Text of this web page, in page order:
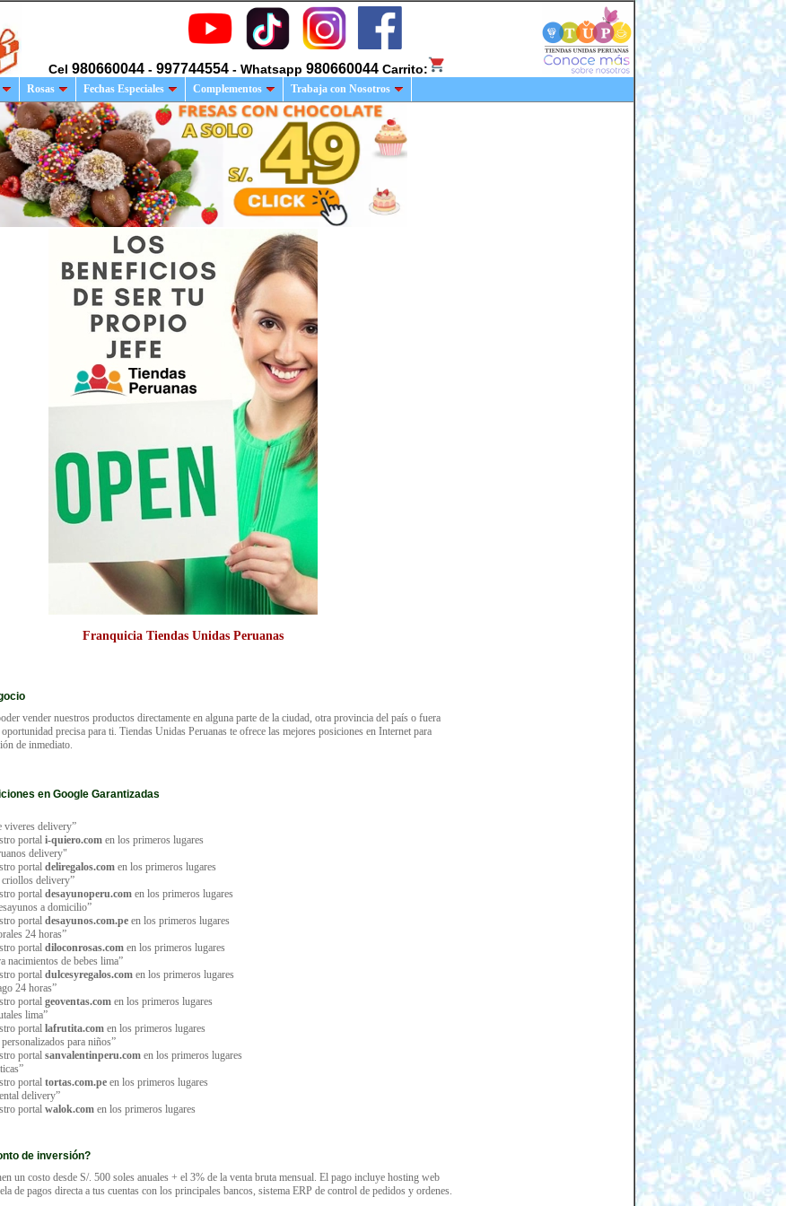
Cel 980660044 - 997744554 - Whatsapp 980660044 Carrito:
Rosas Fechas Especiales Complementos Trabaja con Nosotros
Franquicia Tiendas Unidas Peruanas
vender nuestros productos directamente en alguna parte de la ciudad, otra provincia del país o fuera
precisa para ti. Tiendas Unidas Peruanas te ofrece las mejores posiciones en Internet para
de inmediato.
en Google Garantizadas
viveres delivery”
portal i-quiero.com en los primeros lugares
delivery"
portal deliregalos.com en los primeros lugares
criollos delivery”
portal desayunoperu.com en los primeros lugares
a domicilio”
portal desayunos.com.pe en los primeros lugares
24 horas”
portal diloconrosas.com en los primeros lugares
nacimientos de bebes lima”
portal dulcesyregalos.com en los primeros lugares
24 horas”
portal geoventas.com en los primeros lugares
lima”
portal lafrutita.com en los primeros lugares
para niños”
portal sanvalentinperu.com en los primeros lugares
portal tortas.com.pe en los primeros lugares
delivery”
portal walok.com en los primeros lugares
de inversión?
un costo desde S/. 500 soles anuales + el 3% de la venta bruta mensual. El pago incluye hosting web
de pagos directa a tus cuentas con los principales bancos, sistema ERP de control de pedidos y ordenes.